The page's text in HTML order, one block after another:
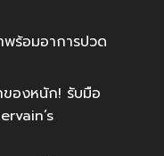
ร้อมอาการปวด
องหนัก! รับมือ